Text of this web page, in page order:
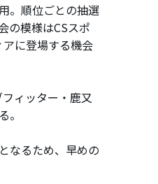
。順位ごとの抽選
の模様はCSスポ
に登場する機会
ィッター・鹿又
。
なるため、早めの